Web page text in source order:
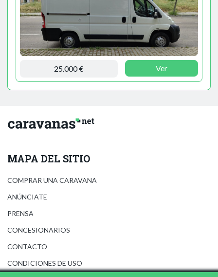
25.000 € Ver
MAPA DEL SITIO
COMPRAR UNA CARAVANA
ANÚNCIATE
PRENSA
CONCESIONARIOS
CONTACTO
CONDICIONES DE USO